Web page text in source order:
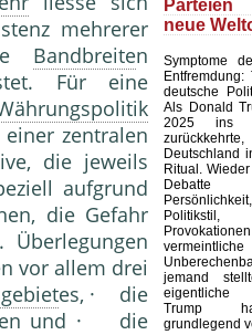
mehrerer
Bandbreiten
Für eine
zentralen
die jeweils
aufgrund
die Gefahr
vor allem drei
es, · die
und · die
neue
Symptome
deutsche
Als Donald
2025 ins
Deutschland
Ritual.
Debatte
vermeintliche
jemand
eigentliche
Trump
grundlegend